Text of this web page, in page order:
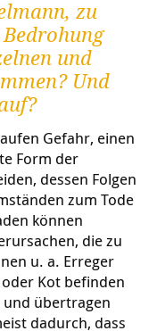
zu
und
Und
Gefahr, einen
Form der
dessen Folgen
zum Tode
können
die zu
u. a. Erreger
Kot befinden
übertragen
dadurch, dass